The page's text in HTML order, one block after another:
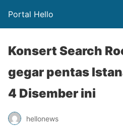
Portal Hello
Konsert Search
gegar pentas
4 Disember ini
hellonews